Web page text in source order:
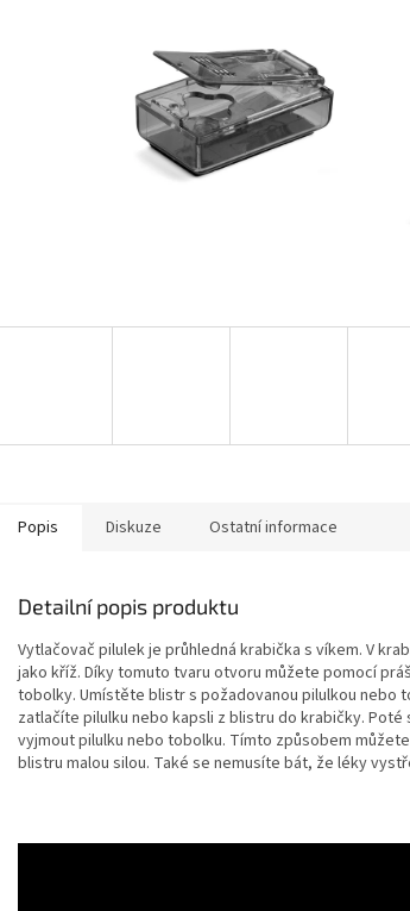
Popis Diskuze Ostatní informace
Detailní popis produktu
Vytlačovač pilulek je průhledná krabička s víkem. V
jako kříž. Díky tomuto tvaru otvoru můžete pomocí
tobolky. Umístěte blistr s požadovanou pilulkou nebo
zatlačíte pilulku nebo kapsli z blistru do krabičky.
vyjmout pilulku nebo tobolku. Tímto způsobem
blistru malou silou. Také se nemusíte bát, že léky